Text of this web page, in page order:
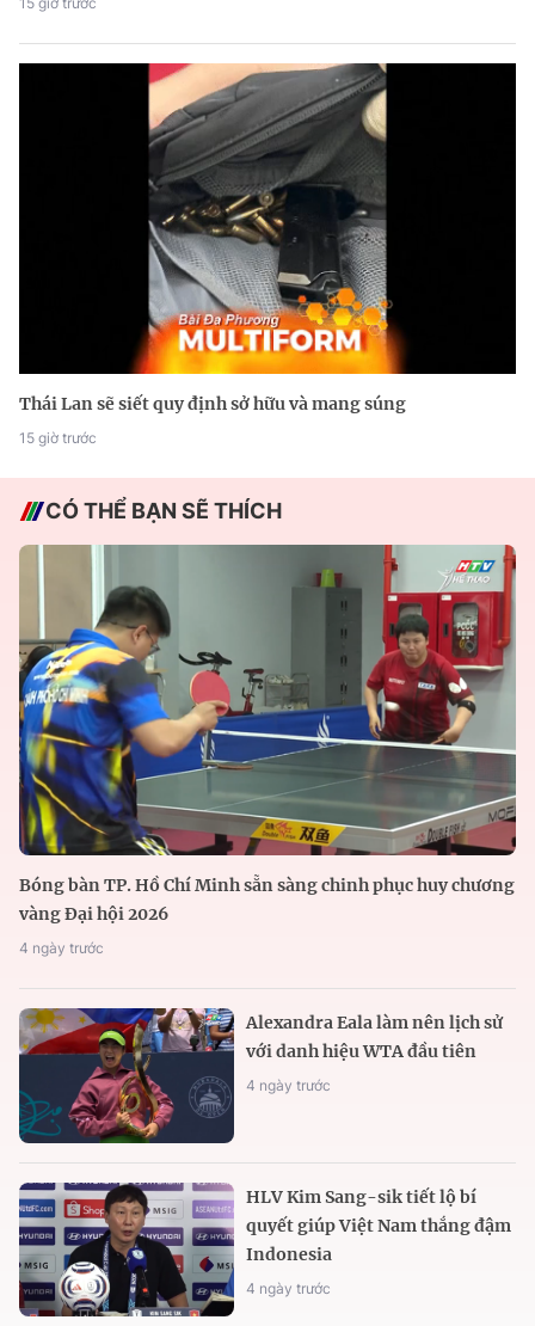
Thái Lan sẽ siết quy định sở hữu và mang súng
15 giờ trước
CÓ THỂ BẠN SẼ THÍCH
Bóng bàn TP. Hồ Chí Minh sẵn sàng chinh phục huy chương
vàng Đại hội 2026
4 ngày trước
Alexandra Eala làm nên lịch sử
với danh hiệu WTA đầu tiên
4 ngày trước
HLV Kim Sang-sik tiết lộ bí
quyết giúp Việt Nam thắng đậm
Indonesia
4 ngày trước